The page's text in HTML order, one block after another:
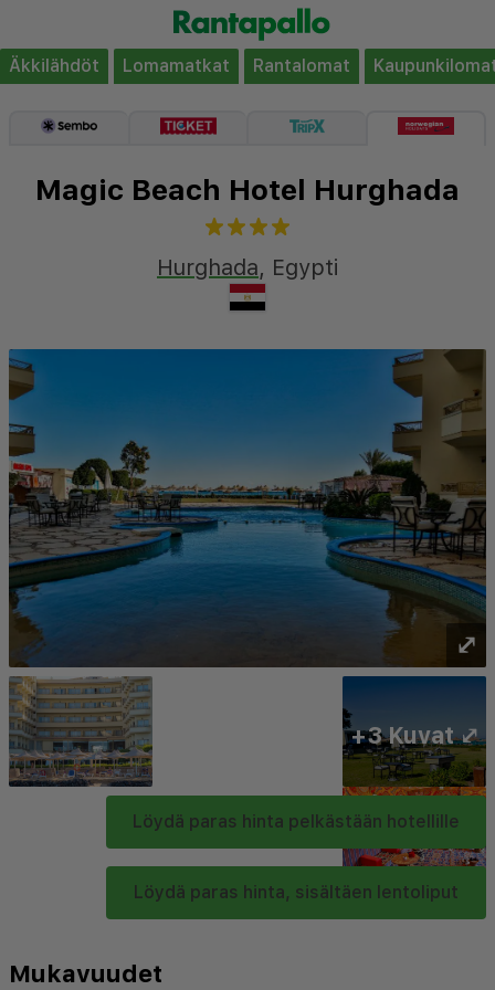
Äkkilähdöt Lomamatkat Rantalomat
Magic Beach Hotel Hurghada
Hurghada, Egypti
⤢
Löydä paras hinta pelkästään hotellille
Löydä paras hinta, sisältäen lentoliput
+3 Kuvat ⤢
Mukavuudet